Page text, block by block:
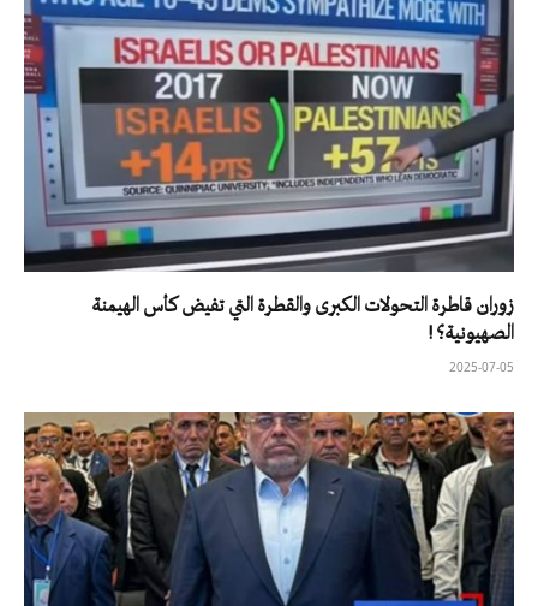
زوران قاطرة التحولات الكبرى والقطرة التي تفيض كأس الهيمنة
الصهيونية؟ !
2025-07-05